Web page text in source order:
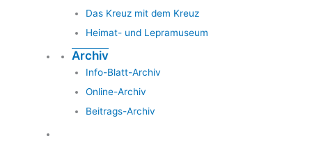
Das Kreuz mit dem Kreuz
Heimat- und Lepramuseum
Archiv
Info-Blatt-Archiv
Online-Archiv
Beitrags-Archiv